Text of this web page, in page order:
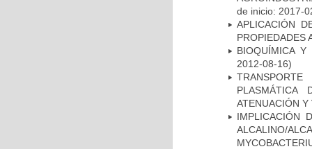
de inicio: 2017-
APLICACIÓN
PROPIEDADES
BIOQUÍMICA Y
2012-08-16)
PLASMÁTICA
ATENUACIÓN Y
IMPLICACIÓN
ALCALINO/